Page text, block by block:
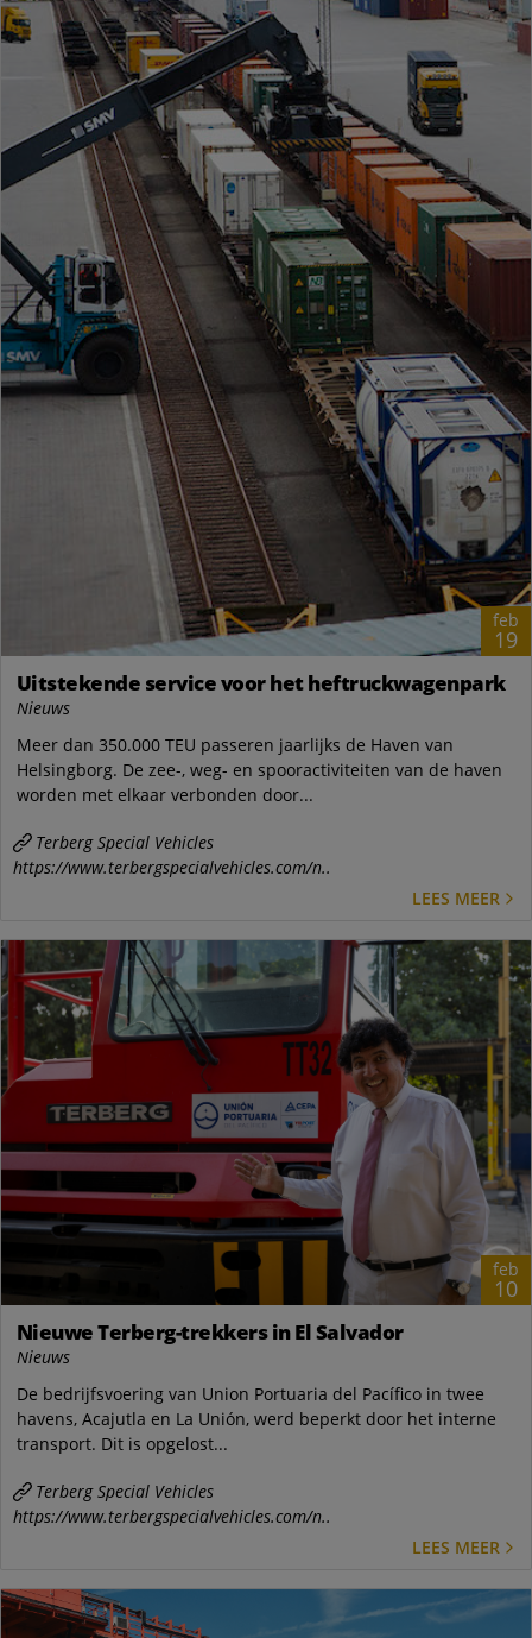
feb
19
Uitstekende service voor het heftruckwagenpark
Nieuws
Meer dan 350.000 TEU passeren jaarlijks de Haven van
Helsingborg. De zee-, weg- en spooractiviteiten van de haven
worden met elkaar verbonden door...
Terberg Special Vehicles
https://www.terbergspecialvehicles.com/n..
LEES MEER
feb
10
Nieuwe Terberg-trekkers in El Salvador
Nieuws
De bedrijfsvoering van Union Portuaria del Pacífico in twee
havens, Acajutla en La Unión, werd beperkt door het interne
transport. Dit is opgelost...
Terberg Special Vehicles
https://www.terbergspecialvehicles.com/n..
LEES MEER